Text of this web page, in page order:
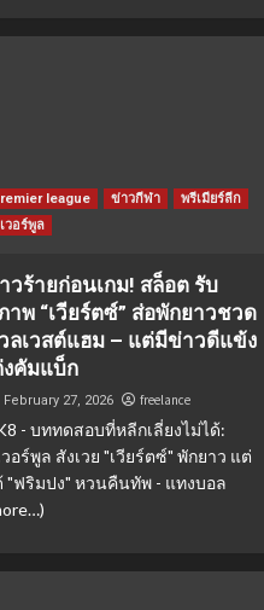
league ข่าวกีฬา
พรีเมียร์ลีก
วอร์พูล
วร้ายก่อนเกม! สล็อต รับ
าพ “เวียร์ตซ์” ส่อพักยาวชวด
ลเวสต์แฮม – แต่มีข่าวดีแข้ง
งคัมแบ็ก
February 27, 2026 freelance
- บททดสอบที่หลีกเลี่ยงไม่ได้:
วอร์พูล สังเวย "เวียร์ตซ์" พักยาว แต่
"ฟริมปง" หวนคืนทัพ - แทงบอล